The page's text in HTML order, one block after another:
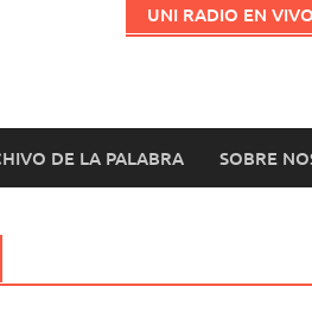
UNI RADIO EN VIVO
DE LA PALABRA SOBRE